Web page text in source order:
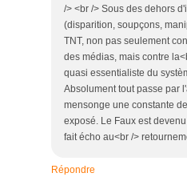
/> <br /> Sous des dehors
(disparition, soupçons,
TNT, non pas seulement
des médias, mais contre
quasi essentialiste du
Absolument tout passe par
mensonge une constante
exposé. Le Faux est
fait écho au<br />
Répondre